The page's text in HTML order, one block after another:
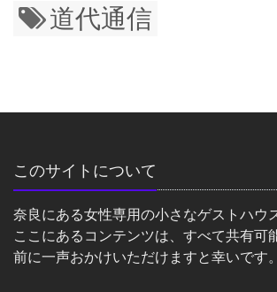
道代通信
このサイトについて
奈良にある女性専用の小さなゲストハウ
ここにあるコンテンツは、すべて共有可
前に一声おかけいただけますと幸いです。